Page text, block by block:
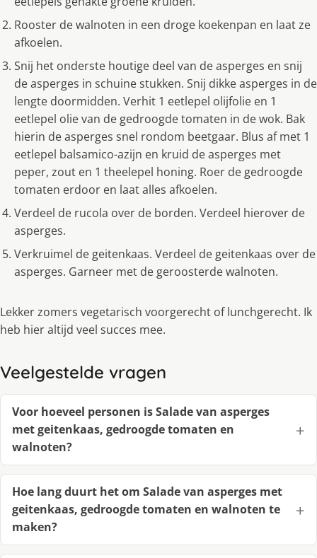
Rooster de walnoten in een droge koekenpan en laat ze
afkoelen.
Snij het onderste houtige deel van de asperges en snij
de asperges in schuine stukken. Snij dikke asperges in de
lengte doormidden. Verhit 1 eetlepel olijfolie en 1
eetlepel olie van de gedroogde tomaten in de wok. Bak
hierin de asperges snel rondom beetgaar. Blus af met 1
eetlepel balsamico-azijn en kruid de asperges met
peper, zout en 1 theelepel honing. Roer de gedroogde
tomaten erdoor en laat alles afkoelen.
Verdeel de rucola over de borden. Verdeel hierover de
asperges.
Verkruimel de geitenkaas. Verdeel de geitenkaas over de
asperges. Garneer met de geroosterde walnoten.
Lekker zomers vegetarisch voorgerecht of lunchgerecht. Ik
heb hier altijd veel succes mee.
Veelgestelde vragen
Voor hoeveel personen is Salade van asperges
met geitenkaas, gedroogde tomaten en
walnoten?
Hoe lang duurt het om Salade van asperges met
geitenkaas, gedroogde tomaten en walnoten te
maken?